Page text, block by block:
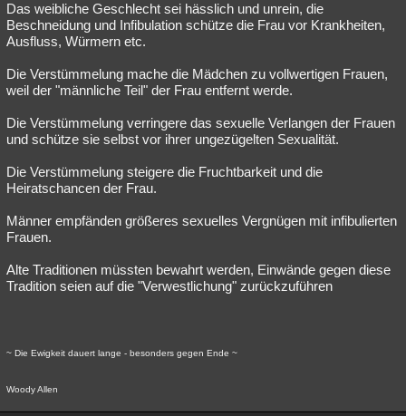
Das weibliche Geschlecht sei hässlich und unrein, die
Beschneidung und Infibulation schütze die Frau vor Krankheiten,
Ausfluss, Würmern etc.
Die Verstümmelung mache die Mädchen zu vollwertigen Frauen,
weil der "männliche Teil" der Frau entfernt werde.
Die Verstümmelung verringere das sexuelle Verlangen der Frauen
und schütze sie selbst vor ihrer ungezügelten Sexualität.
Die Verstümmelung steigere die Fruchtbarkeit und die
Heiratschancen der Frau.
Männer empfänden größeres sexuelles Vergnügen mit infibulierten
Frauen.
Alte Traditionen müssten bewahrt werden, Einwände gegen diese
Tradition seien auf die "Verwestlichung" zurückzuführen
~ Die Ewigkeit dauert lange - besonders gegen Ende ~
Woody Allen